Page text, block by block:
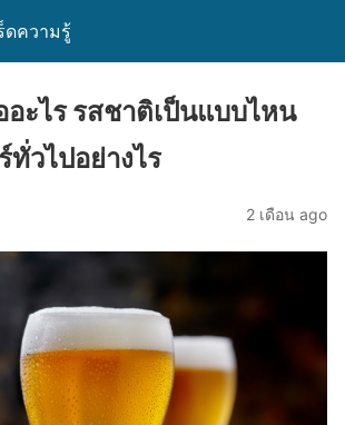
ดความรู้
อะไร รสชาติเป็นแบบไหน
ทั่วไปอย่างไร
2 เดือน ago